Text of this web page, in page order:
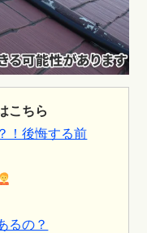
こちら
！後悔する前
るの？